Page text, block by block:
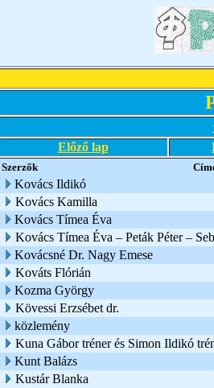
Előző lap
Szerzők
Kovács Ildikó
Kovács Kamilla
Kovács Tímea Éva
Kovács Tímea Éva – Peták Péter –
Kovácsné Dr. Nagy Emese
Kováts Flórián
Kozma György
Kövessi Erzsébet dr.
közlemény
Kuna Gábor tréner és Simon Ildikó
Kunt Balázs
Kustár Blanka